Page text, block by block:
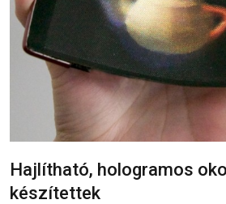
Hajlítható, hologramos
készítettek